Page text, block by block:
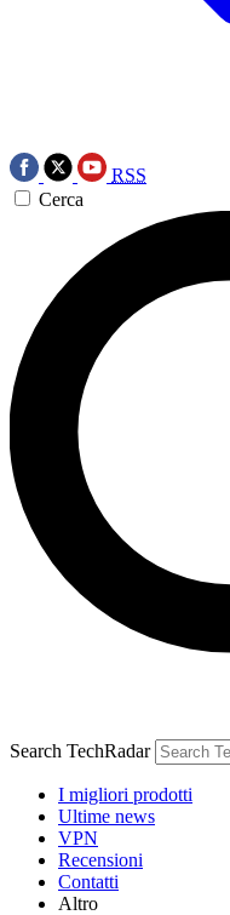
RSS
Cerca
Search TechRadar
I migliori prodotti
Ultime news
VPN
Recensioni
Contatti
Altro